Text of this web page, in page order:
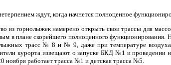
ждут, когда начнется полноценное
из горнолыжек намерено открыть свои трассы для
в плане скорейшего полноценного
трасс № 8 и № 9, даже при температуре
курорта извещают о запуске БКД №1 и проведении
ноября работает трасса №1 и детская трасса №5.